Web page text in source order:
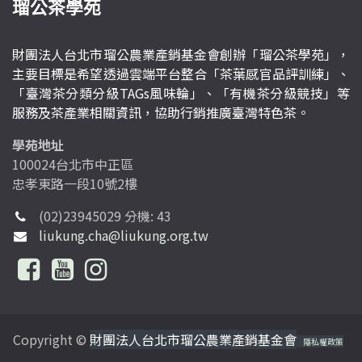
瑠公茶學苑
財團法人台北市瑠公農業產銷基金會創辦「瑠公茶學苑」，
主要目標是希望透過雲端平台整合「茶葉感官品評訓練」、
「臺灣茶分類分級TAGs風味輪」、「有機茶分級競技」等
服務及茶產業相關資訊，協助行銷推廣臺灣特色茶。
學苑地址
100024台北市中正區
忠孝東路一段10號2樓
(02)23945029 分機: 43
liukung.cha@liukung.org.tw
Copyright © 財團法人台北市瑠公農業產銷基金會 隱私權政策